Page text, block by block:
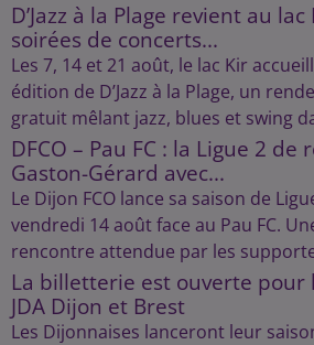
D’Jazz à la Plage revient au
soirées de concerts...
Les 7, 14 et 21 août, le lac Kir
édition de D’Jazz à la Plage, un
gratuit mêlant jazz, blues et swing
DFCO – Pau FC : la Ligue 2
Gaston-Gérard avec...
Le Dijon FCO lance sa saison de
vendredi 14 août face au Pau FC.
rencontre attendue par les
La billetterie est ouverte pour
JDA Dijon et Brest
Les Dijonnaises lanceront leur